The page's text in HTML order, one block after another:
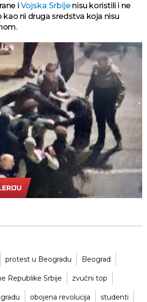
i Vojska Srbijenisu koristili i ne
ni druga sredstva koja nisu
protest u Beogradu Beograd
Republike Srbije zvučni top
obojena revolucija studenti